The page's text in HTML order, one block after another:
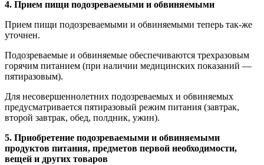
4. Прием пищи подозреваемыми и обвиняемыми
Прием пищи подозреваемыми и обвиняемыми теперь так-же
уточнен.
Подозреваемые и обвиняемые обеспечиваются трехразовым
горячим питанием (при наличии медицинских показаний —
пятиразовым).
Для несовершеннолетних подозреваемых и обвиняемых
предусматривается пятиразовый режим питания (завтрак,
второй завтрак, обед, полдник, ужин).
5. Приобретение подозреваемыми и обвиняемыми
продуктов питания, предметов первой необходимости,
вещей и других товаров